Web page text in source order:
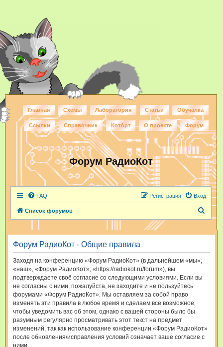
Главная Схемы Лаборатория Статьи Обучалка
Ссылки Справочник КотАрт О проекте Форум
Форум РадиоКот
FAQ Вход
Регистрация
Список форумов
и
Форум РадиоКот - Общие правила
Заходя на конференцию «Форум РадиоКот» (в дальнейшем «мы»,
«наш», «Форум РадиоКот», «https://radiokot.ru/forum»), вы
подтверждаете своё согласие со следующими условиями. Если вы
не согласны с ними, пожалуйста, не заходите и не пользуйтесь
форумами «Форум РадиоКот». Мы оставляем за собой право
изменять эти правила в любое время и сделаем всё возможное,
чтобы уведомить вас об этом, однако с вашей стороны было бы
разумным регулярно просматривать этот текст на предмет
изменений, так как использование конференции «Форум РадиоКот»
после обновления/исправления условий означает ваше согласие с
ними.